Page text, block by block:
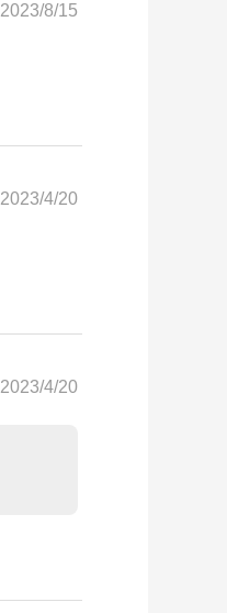
2023/8/15
2023/4/20
2023/4/20